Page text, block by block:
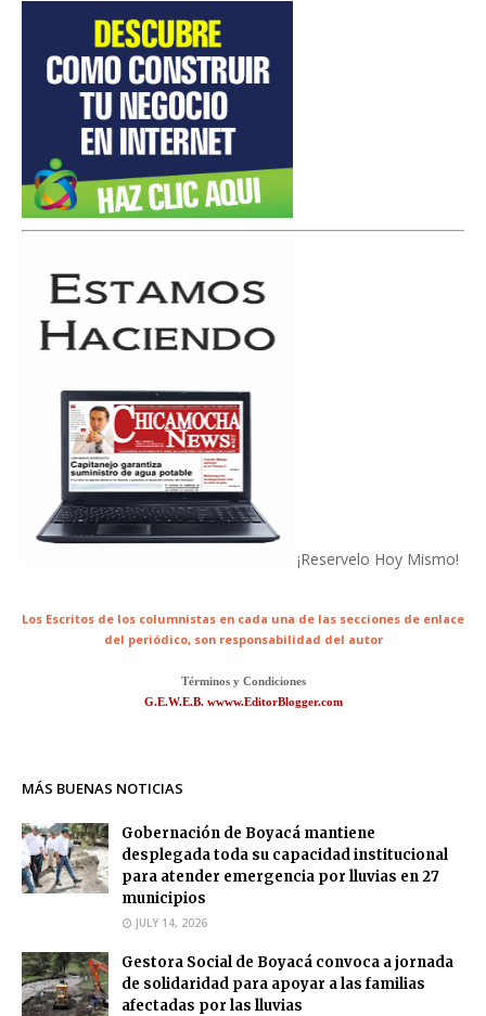
¡Reservelo Hoy Mismo!
Los Escritos de los columnistas en cada una de las secciones de enlace
del periódico, son responsabilidad del autor
Términos y Condiciones
G.E.W.E.B. wwww.EditorBlogger.com
MÁS BUENAS NOTICIAS
Gobernación de Boyacá mantiene
desplegada toda su capacidad institucional
para atender emergencia por lluvias en 27
municipios
JULY 14, 2026
Gestora Social de Boyacá convoca a jornada
de solidaridad para apoyar a las familias
afectadas por las lluvias